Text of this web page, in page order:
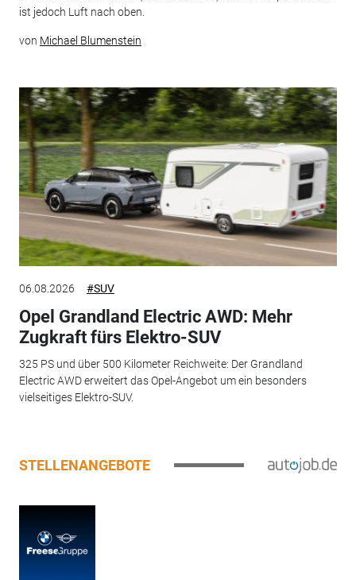
ist jedoch Luft nach oben.
von Michael Blumenstein
06.08.2026 #SUV
Opel Grandland Electric AWD: Mehr
Zugkraft fürs Elektro-SUV
325 PS und über 500 Kilometer Reichweite: Der Grandland
Electric AWD erweitert das Opel-Angebot um ein besonders
vielseitiges Elektro-SUV.
STELLENANGEBOTE